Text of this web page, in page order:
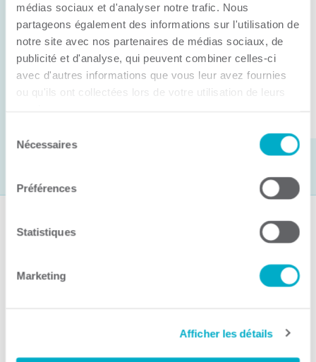
médias sociaux et d'analyser notre trafic. Nous
partageons également des informations sur l'utilisation de
notre site avec nos partenaires de médias sociaux, de
publicité et d'analyse, qui peuvent combiner celles-ci
avec d'autres informations que vous leur avez fournies
ou qu'ils ont collectées lors de votre utilisation de leurs
Nécessaires
Préférences
Statistiques
Marketing
Afficher les détails
C’est lors de son assemblée générale annuelle
tenue hier que la Chambre de commerce et
d’industries de ...
Suivez-nous